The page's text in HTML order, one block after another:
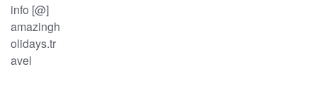
info [@]
amazingh
olidays.tr
avel